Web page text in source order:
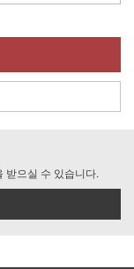
받으실 수 있습니다.